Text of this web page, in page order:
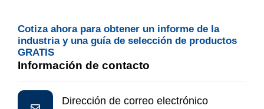
Cotiza ahora para obtener un informe de la
industria y una guía de selección de productos
GRATIS
Información de contacto
Dirección de correo electrónico